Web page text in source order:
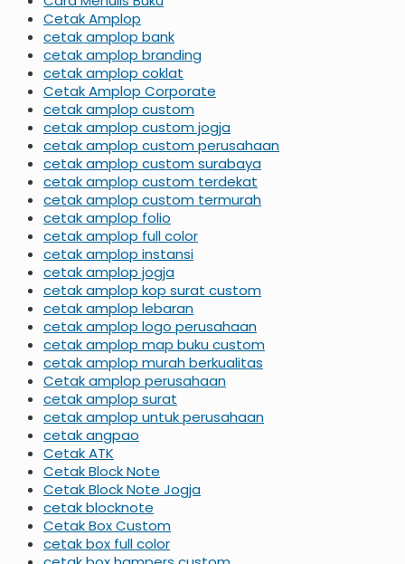
Cetak Amplop
cetak amplop bank
cetak amplop branding
cetak amplop coklat
Cetak Amplop Corporate
cetak amplop custom
cetak amplop custom jogja
cetak amplop custom perusahaan
cetak amplop custom surabaya
cetak amplop custom terdekat
cetak amplop custom termurah
cetak amplop folio
cetak amplop full color
cetak amplop instansi
cetak amplop jogja
cetak amplop kop surat custom
cetak amplop lebaran
cetak amplop logo perusahaan
cetak amplop map buku custom
cetak amplop murah berkualitas
Cetak amplop perusahaan
cetak amplop surat
cetak amplop untuk perusahaan
cetak angpao
Cetak ATK
Cetak Block Note
Cetak Block Note Jogja
cetak blocknote
Cetak Box Custom
cetak box full color